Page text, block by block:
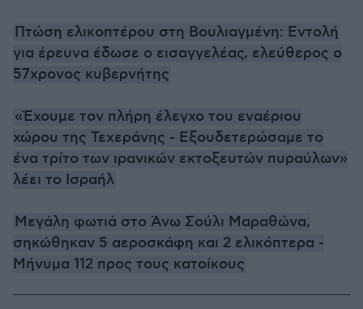
Πτώση ελικοπτέρου στη Βουλιαγμένη: Εντολή
για έρευνα έδωσε ο εισαγγελέας, ελεύθερος ο
57χρονος κυβερνήτης
«Έχουμε τον πλήρη έλεγχο του εναέριου
χώρου της Τεχεράνης - Εξουδετερώσαμε το
ένα τρίτο των ιρανικών εκτοξευτών πυραύλων»
λέει το Ισραήλ
Μεγάλη φωτιά στο Άνω Σούλι Μαραθώνα,
σηκώθηκαν 5 αεροσκάφη και 2 ελικόπτερα -
Μήνυμα 112 προς τους κατοίκους